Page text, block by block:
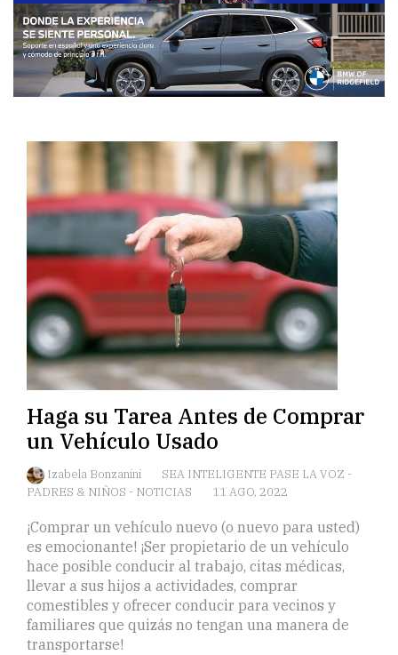
Haga su Tarea Antes de Comprar
un Vehículo Usado
Izabela Bonzanini SEA INTELIGENTE PASE LA VOZ -
PADRES & NIÑOS - NOTICIAS 11 AGO, 2022
¡Comprar un vehículo nuevo (o nuevo para usted)
es emocionante! ¡Ser propietario de un vehículo
hace posible conducir al trabajo, citas médicas,
llevar a sus hijos a actividades, comprar
comestibles y ofrecer conducir para vecinos y
familiares que quizás no tengan una manera de
transportarse!